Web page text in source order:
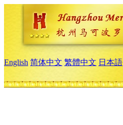
English 简体中文 繁體中文 日本語